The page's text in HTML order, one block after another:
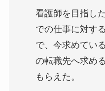
看護師を目指し
での仕事に対す
で、今求めてい
の転職先へ求め
もらえた。